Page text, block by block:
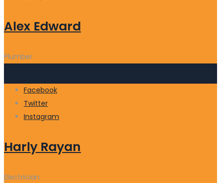
Alex Edward
Plumber
Facebook
Twitter
Instagram
Harly Rayan
Electrician